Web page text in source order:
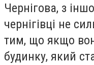
Чернігова, з
чернігівці не
тим, що якщо
будинку, який